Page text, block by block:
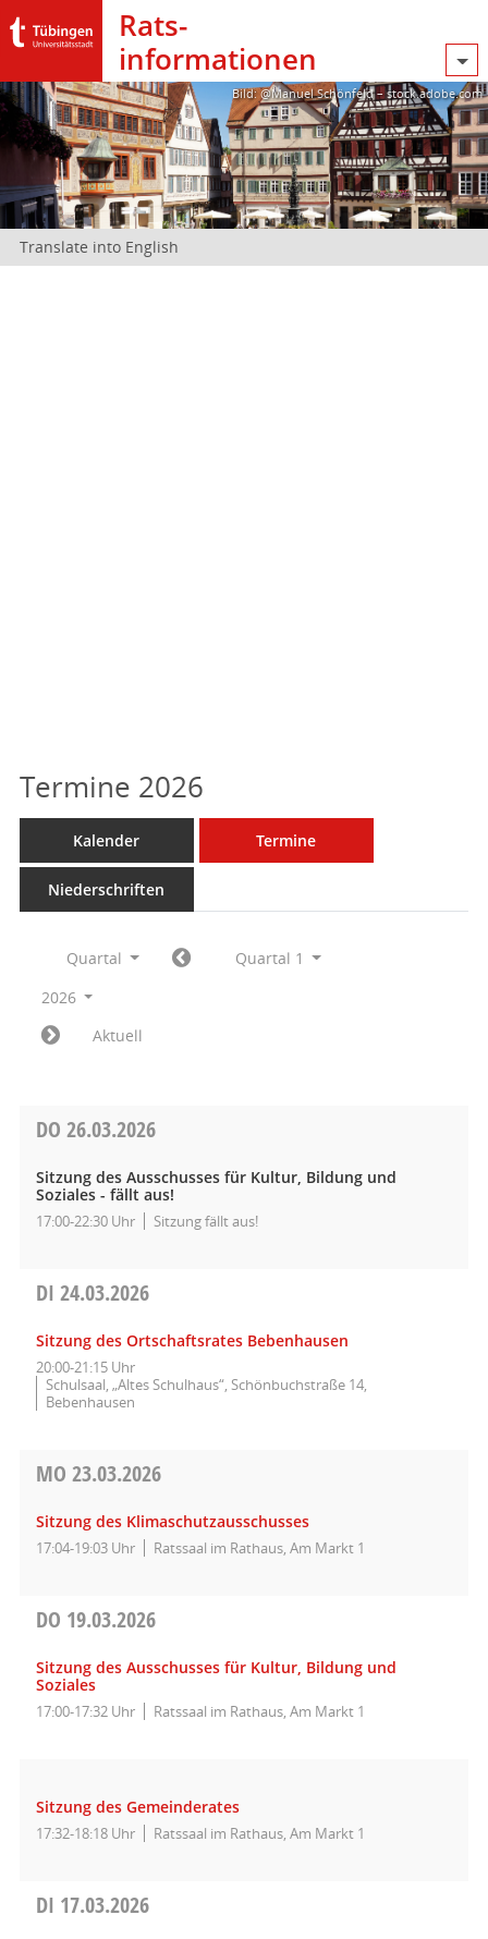
Rats­
informationen
Bild: @Manuel Schönfeld – stock.adobe.com
Translate into English
Termine 2026
Kalender Termine
Niederschriften
Quartal
Quartal 1
2026
Aktuell
DO 26.03.2026
Sitzung des Ausschusses für Kultur, Bildung und
Soziales - fällt aus!
17:00-22:30 Uhr Sitzung fällt aus!
DI 24.03.2026
Sitzung des Ortschaftsrates Bebenhausen
20:00-21:15 Uhr
Schulsaal, „Altes Schulhaus“, Schönbuchstraße 14,
Bebenhausen
MO 23.03.2026
Sitzung des Klimaschutzausschusses
17:04-19:03 Uhr Ratssaal im Rathaus, Am Markt 1
DO 19.03.2026
Sitzung des Ausschusses für Kultur, Bildung und
Soziales
17:00-17:32 Uhr Ratssaal im Rathaus, Am Markt 1
Sitzung des Gemeinderates
17:32-18:18 Uhr Ratssaal im Rathaus, Am Markt 1
DI 17.03.2026